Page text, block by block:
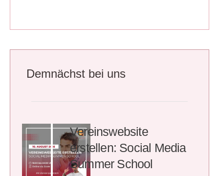
Demnächst bei uns
Vereinswebsite
erstellen: Social Media
Summer School